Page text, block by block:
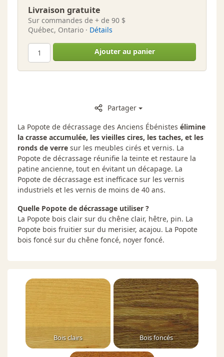
Livraison gratuite
Sur commandes de + de 90 $
Québec, Ontario · Détails
Ajouter au panier
Partager
La Popote de décrassage des Anciens Ébénistes élimine
la crasse accumulée, les vieilles cires, les taches, et les
ronds de verre sur les meubles cirés et vernis. La
Popote de décrassage réunifie la teinte et restaure la
patine ancienne, tout en évitant un décapage. La
Popote de décrassage est inefficace sur les vernis
industriels et les vernis de moins de 40 ans.
Quelle Popote de décrassage utiliser ?
La Popote bois clair sur du chêne clair, hêtre, pin. La
Popote bois fruitier sur du merisier, acajou. La Popote
bois foncé sur du chêne foncé, noyer foncé.
Bois clairs Bois foncés